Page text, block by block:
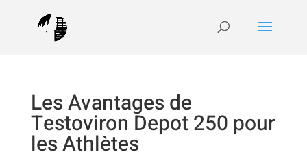
Les Avantages de
Testoviron Depot 250 pour
les Athlètes